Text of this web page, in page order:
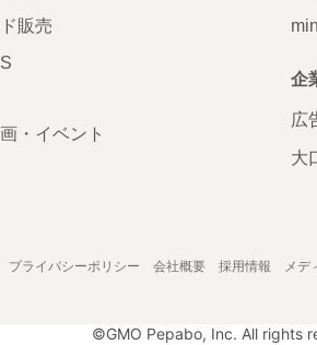
販売
・イベント
企
広
大
プライバシーポリシー 会社概要 採用情報 メデ
©GMO Pepabo, Inc. All rights